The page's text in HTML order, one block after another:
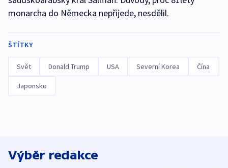
monarcha do Německa nepřijede, nesdělil.
ŠTÍTKY
Svět Donald Trump USA Severní Korea Čína
Japonsko
Výběr redakce